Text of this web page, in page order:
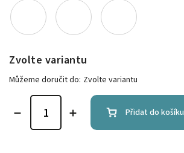
Zvolte variantu
Můžeme doručit do: Zvolte variantu
Přidat do košíku